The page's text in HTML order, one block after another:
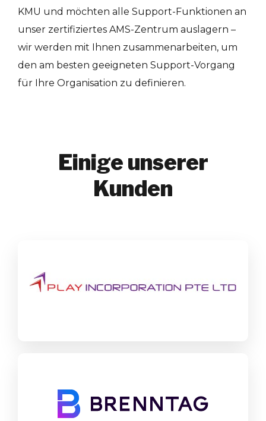
KMU und möchten alle Support-Funktionen an
unser zertifiziertes AMS-Zentrum auslagern –
wir werden mit Ihnen zusammenarbeiten, um
den am besten geeigneten Support-Vorgang
für Ihre Organisation zu definieren.
Einige unserer
Kunden
SAP Business One
Consumer Products
SAP CX